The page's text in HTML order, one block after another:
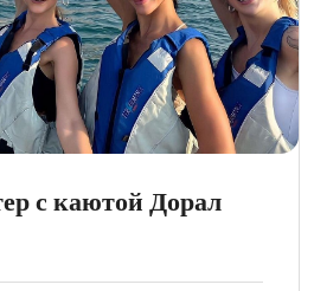
с каютой Дорал